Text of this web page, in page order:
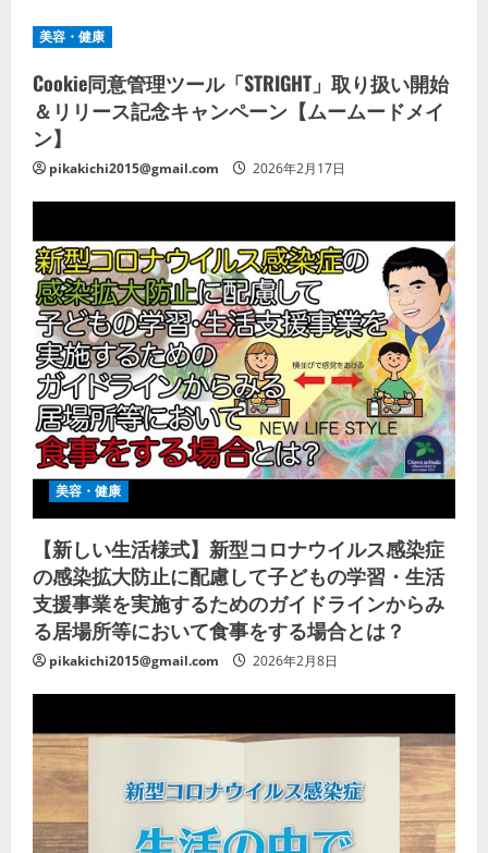
美容・健康
Cookie同意管理ツール「STRIGHT」取り扱い開始
＆リリース記念キャンペーン【ムームードメイ
ン】
pikakichi2015@gmail.com 2026年2月17日
美容・健康
【新しい生活様式】新型コロナウイルス感染症
の感染拡大防止に配慮して子どもの学習・生活
支援事業を実施するためのガイドラインからみ
る居場所等において食事をする場合とは？
pikakichi2015@gmail.com 2026年2月8日